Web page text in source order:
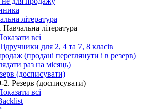
література
Навчальна література
всі
для 2, 4 та 7, 8 класів
(продані переглянути і в резерв)
раз на місяць)
(досписувати)
2. Резерв (досписувати)
всі